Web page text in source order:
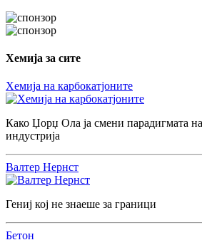
Хемија за сите
Хемија на карбокатјоните
Како Џорџ Ола ја смени парадигмата
индустрија
Валтер Нернст
Гениј кој не знаеше за граници
Бетон